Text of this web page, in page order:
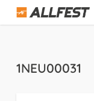
Skip
1NEU00031